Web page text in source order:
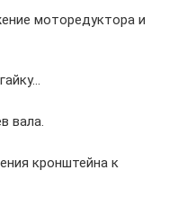
моторедуктора и
вала.
кронштейна к